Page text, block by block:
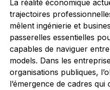
La réalité économique
trajectoires
mêlent ingénierie et
passerelles essentielles
capables de naviguer
models. Dans les
organisations publiques,
l’émergence de cadres